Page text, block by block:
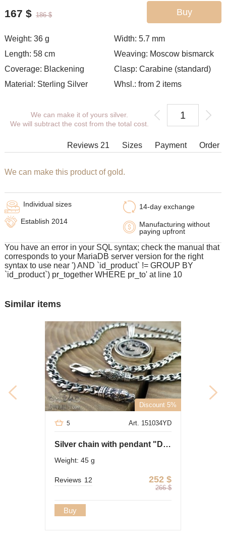
Buy
167 $ 186 $
Weight: 36 g Width: 5.7 mm
Length: 58 cm
Weaving: Moscow bismarck
Coverage: Blackening
Clasp: Carabine (standard)
Material: Sterling Silver
Whsl.: from 2 items
We can make it of yours silver.
We will subtract the cost from the total cost.
Reviews 21 Order
Payment
Sizes
We can make this product of gold.
14-day exchange
Manufacturing without
paying upfront
Individual sizes
Establish 2014
You have an error in your SQL syntax; check the manual that
corresponds to your MariaDB server version for the right
syntax to use near ') AND `id_product` != GROUP BY
`id_product`) pr_together WHERE pr_to' at line 10
Similar items
Discount 5%
Art. 151034YD
5
Silver chain with pendant "Dragon"
Weight: 45 g
252 $
266 $
Reviews 12
Buy